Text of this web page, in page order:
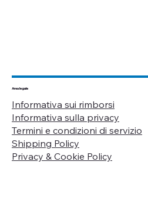
Area legale
Informativa sui rimborsi
Informativa sulla privacy
Termini e condizioni di servizio
Shipping Policy
Privacy & Cookie Policy